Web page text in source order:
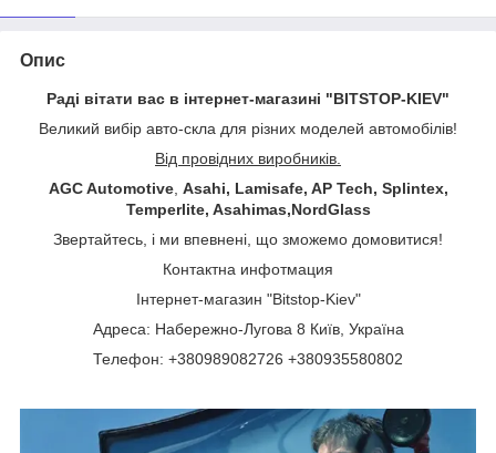
Опис
Раді вітати вас в інтернет-магазині "BITSTOP-KIEV"
Великий вибір авто-скла для різних моделей автомобілів!
Від провідних виробників.
AGC Automotive, Asahi, Lamisafe, AP Tech, Splintex,
Temperlite, Asahimas,NordGlass
Звертайтесь, і ми впевнені, що зможемо домовитися!
Контактна инфотмация
Інтернет-магазин "Bitstop-Kiev"
Адреса: Набережно-Лугова 8 Київ, Україна
Телефон: +380989082726 +380935580802